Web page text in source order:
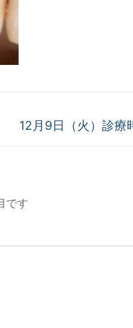
次
12月9日（火）診療
です